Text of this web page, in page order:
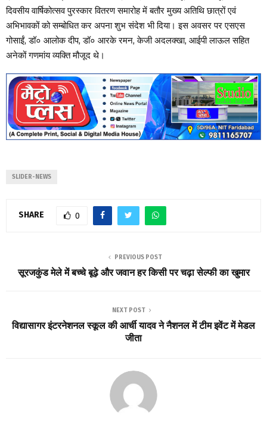
दिवसीय वार्षिकोत्सव पुरस्कार वितरण समारोह में बतौर मुख्य अतिथि छात्रों एवं
अभिभावकों को सम्बोधित कर अपना शुभ संदेश भी दिया। इस अवसर पर एसएस
गोसाईं, डॉ० आलोक दीप, डॉ० आरके रमन, केजी अदलक्खा, आईपी लाऊल सहित
अनेकों गणमांय व्यक्ति मौजूद थे।
SLIDER-NEWS
SHARE 0
PREVIOUS POST
सूरजकुंड मेले में बच्चे बूढ़े और जवान हर किसी पर चढ़ा सेल्फी का खुमार
NEXT POST
विद्यासागर इंटरनेशनल स्कूल की आर्ची यादव ने नैशनल में टीम इवेंट में मेडल
जीता